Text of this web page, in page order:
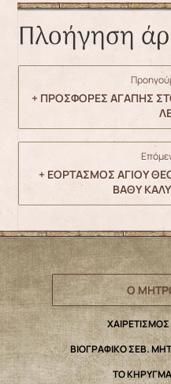
Πλοήγηση
+ ΠΡΟΣΦΟΡΕΣ ΑΓΑΠΗΣ
+ ΕΟΡΤΑΣΜΟΣ ΑΓΙΟΥ
ΒΑΘΥ
Ο
ΒΙΟΓΡΑΦΙΚΟ ΣΕΒ.
ΤΟ